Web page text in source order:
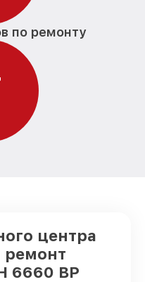
по ремонту
центра
ремонт
6660 BP